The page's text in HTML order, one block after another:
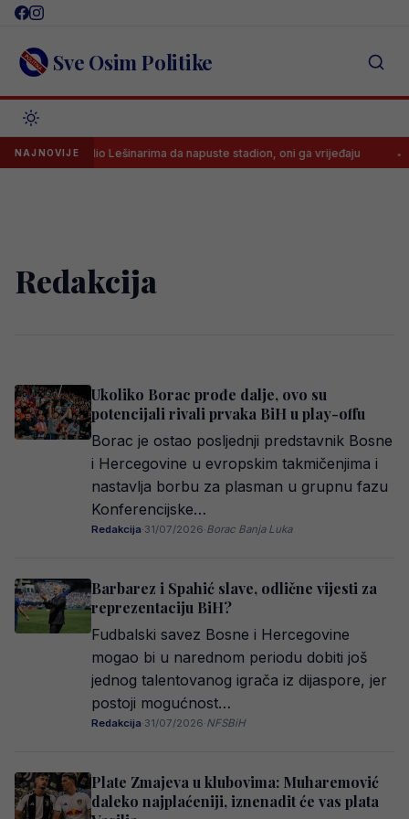
Skip
content Sve Osim Politike
NAJNOVIJE
Musić naredio Lešinarima da napuste stadion, oni ga vrijeđaju
Redakcija
Ukoliko Borac prođe dalje, ovo su
potencijali rivali prvaka BiH u play-offu
Borac je ostao posljednji predstavnik Bosne
i Hercegovine u evropskim takmičenjima i
nastavlja borbu za plasman u grupnu fazu
Konferencijske…
Redakcija·31/07/2026·Borac Banja Luka
Barbarez i Spahić slave, odlične vijesti za
reprezentaciju BiH?
Fudbalski savez Bosne i Hercegovine
mogao bi u narednom periodu dobiti još
jednog talentovanog igrača iz dijaspore, jer
postoji mogućnost…
Redakcija·31/07/2026·NFSBiH
Plate Zmajeva u klubovima: Muharemović
daleko najplaćeniji, iznenadit će vas plata